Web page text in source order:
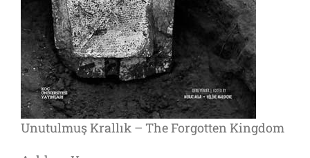
Unutulmuş Krallık – The Forgotten Kingdom